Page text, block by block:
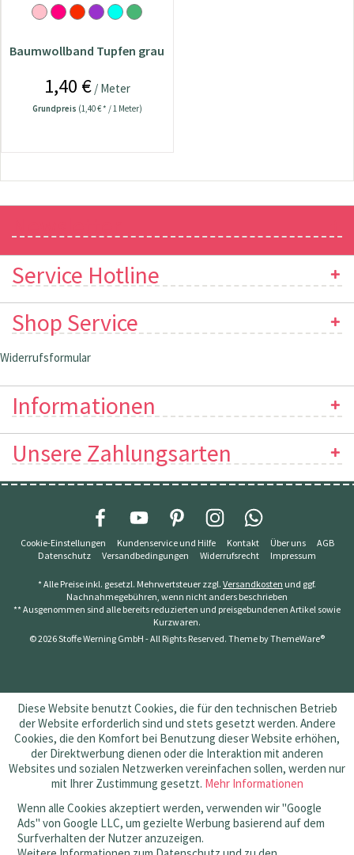
Baumwollband Tupfen grau
1,40 €/ Meter
Grundpreis (1,40 € * / 1 Meter)
Service Hotline
Shop Service
Widerrufsformular
Informationen
Unsere Zahlungsarten
Cookie-Einstellungen Kundenservice und Hilfe Kontakt Über uns
AGB
Datenschutz
Versandbedingungen Widerrufsrecht Impressum
* Alle Preise inkl. gesetzl. Mehrwertsteuer zzgl. Versandkosten und ggf.
Nachnahmegebühren, wenn nicht anders beschrieben
** Ausgenommen sind alle bereits reduzierten und preisgebundenen Artikel sowie
Kurzwaren.
© 2026 Stoffe Werning GmbH - All Rights Reserved. Theme byThemeWare®
Diese Website benutzt Cookies, die für den technischen Betrieb
der Website erforderlich sind und stets gesetzt werden. Andere
Cookies, die den Komfort bei Benutzung dieser Website erhöhen,
der Direktwerbung dienen oder die Interaktion mit anderen
Websites und sozialen Netzwerken vereinfachen sollen, werden nur
mit Ihrer Zustimmung gesetzt. Mehr Informationen
Wenn alle Cookies akzeptiert werden, verwenden wir "Google
Ads" von Google LLC, um gezielte Werbung basierend auf dem
Surfverhalten der Nutzer anzuzeigen.